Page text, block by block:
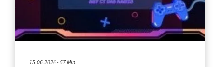
15.06.2026 - 57 Min.